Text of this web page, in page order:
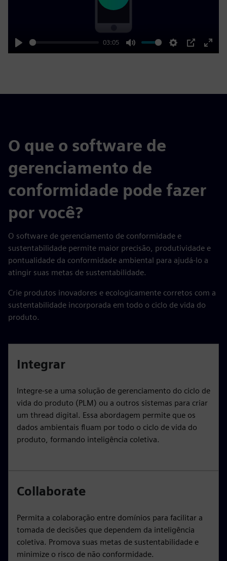
Play
03:05
Mute Settings
PIP
Enter
O que o software de
gerenciamento de
conformidade pode fazer
por você?
O software de gerenciamento de conformidade e
sustentabilidade permite maior precisão, produtividade e
pontualidade da conformidade ambiental para ajudá-lo a
atingir suas metas de sustentabilidade.
Crie produtos inovadores e ecologicamente corretos com a
sustentabilidade incorporada em todo o ciclo de vida do
produto.
Integrar
Integre-se a uma solução de gerenciamento do ciclo de
vida do produto (PLM) ou a outros sistemas para criar
um thread digital. Essa abordagem permite que os
dados ambientais fluam por todo o ciclo de vida do
produto, formando inteligência coletiva.
Collaborate
Permita a colaboração entre domínios para facilitar a
tomada de decisões que dependem da inteligência
coletiva. Promova suas metas de sustentabilidade e
minimize o risco de não conformidade.